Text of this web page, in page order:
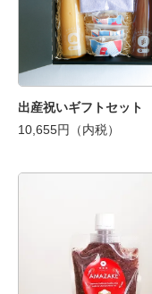
出産祝いギフトセット
10,655円（内税）